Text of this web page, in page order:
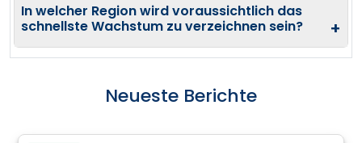
In welcher Region wird voraussichtlich das
schnellste Wachstum zu verzeichnen sein?
+
Neueste Berichte